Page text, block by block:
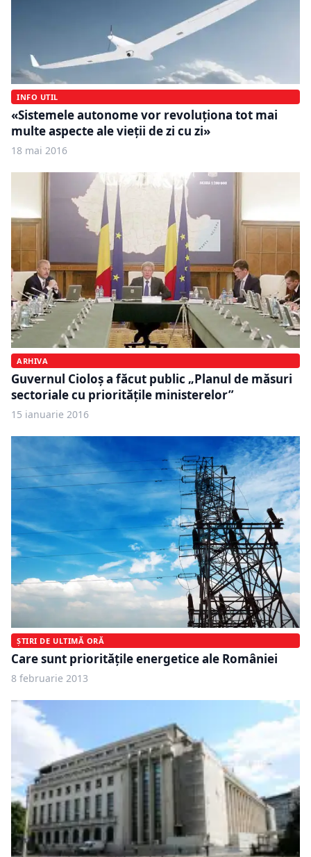
INFO UTIL
«Sistemele autonome vor revoluționa tot mai
multe aspecte ale vieții de zi cu zi»
18 mai 2016
ARHIVA
Guvernul Cioloș a făcut public „Planul de măsuri
sectoriale cu priorităţile ministerelor”
15 ianuarie 2016
ȘTIRI DE ULTIMĂ ORĂ
Care sunt priorităţile energetice ale României
8 februarie 2013